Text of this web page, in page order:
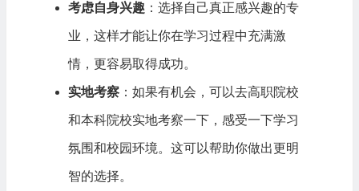
考虑自身兴趣：选择自己真正感兴趣的专
业，这样才能让你在学习过程中充满激
情，更容易取得成功。
实地考察：如果有机会，可以去高职院校
和本科院校实地考察一下，感受一下学习
氛围和校园环境。这可以帮助你做出更明
智的选择。